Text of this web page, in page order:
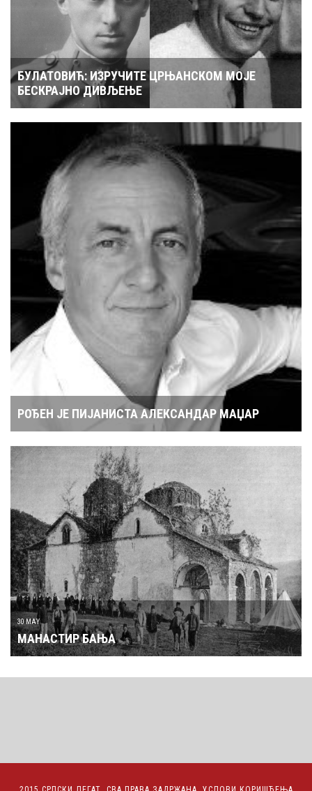
БУЛАТОВИЋ: ИЗРУЧИТЕ ЦРЊАНСКОМ МОЈЕ
БЕСКРАЈНО ДИВЉЕЊЕ
РОЂЕН ЈЕ ПИЈАНИСТА АЛЕКСАНДАР МАЏАР
30 MAY
МАНАСТИР БАЊА
2015 СРПСКИ ЛЕГАТ. СВА ПРАВА ЗАДРЖАНА. УСЛОВИ КОРИШЋЕЊА